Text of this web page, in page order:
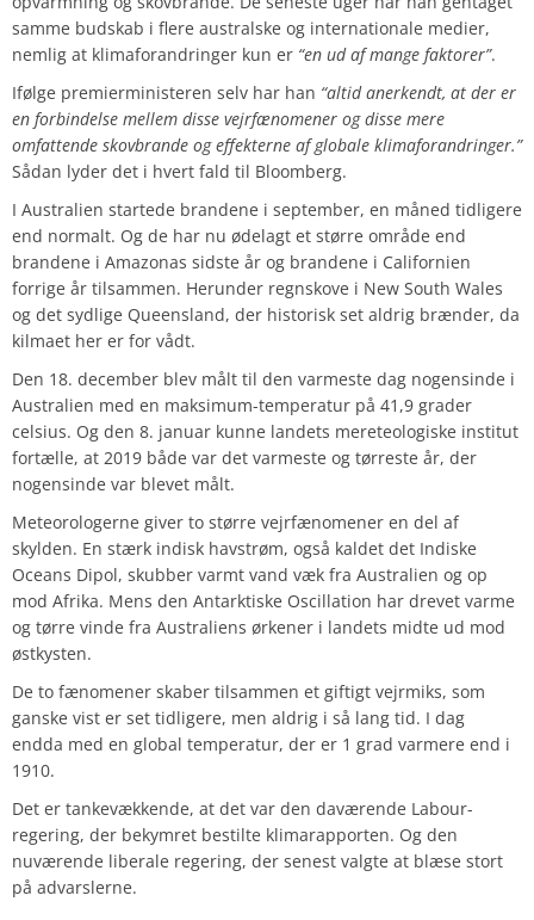
samme budskab i flere australske og internationale medier,
nemlig at klimaforandringer kun er “en ud af mange faktorer”.
Ifølge premierministeren selv har han “altid anerkendt, at der er
en forbindelse mellem disse vejrfænomener og disse mere
omfattende skovbrande og effekterne af globale klimaforandringer.”
Sådan lyder det i hvert fald til Bloomberg.
I Australien startede brandene i september, en måned tidligere
end normalt. Og de har nu ødelagt et større område end
brandene i Amazonas sidste år og brandene i Californien
forrige år tilsammen. Herunder regnskove i New South Wales
og det sydlige Queensland, der historisk set aldrig brænder, da
kilmaet her er for vådt.
Den 18. december blev målt til den varmeste dag nogensinde i
Australien med en maksimum-temperatur på 41,9 grader
celsius. Og den 8. januar kunne landets mereteologiske institut
fortælle, at 2019 både var det varmeste og tørreste år, der
nogensinde var blevet målt.
Meteorologerne giver to større vejrfænomener en del af
skylden. En stærk indisk havstrøm, også kaldet det Indiske
Oceans Dipol, skubber varmt vand væk fra Australien og op
mod Afrika. Mens den Antarktiske Oscillation har drevet varme
og tørre vinde fra Australiens ørkener i landets midte ud mod
østkysten.
De to fænomener skaber tilsammen et giftigt vejrmiks, som
ganske vist er set tidligere, men aldrig i så lang tid. I dag
endda med en global temperatur, der er 1 grad varmere end i
1910.
Det er tankevækkende, at det var den daværende Labour-
regering, der bekymret bestilte klimarapporten. Og den
nuværende liberale regering, der senest valgte at blæse stort
på advarslerne.